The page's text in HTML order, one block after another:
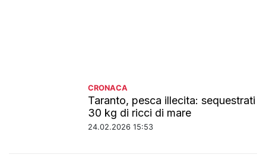
CRONACA
Taranto, pesca illecita: sequestrati
30 kg di ricci di mare
24.02.2026 15:53